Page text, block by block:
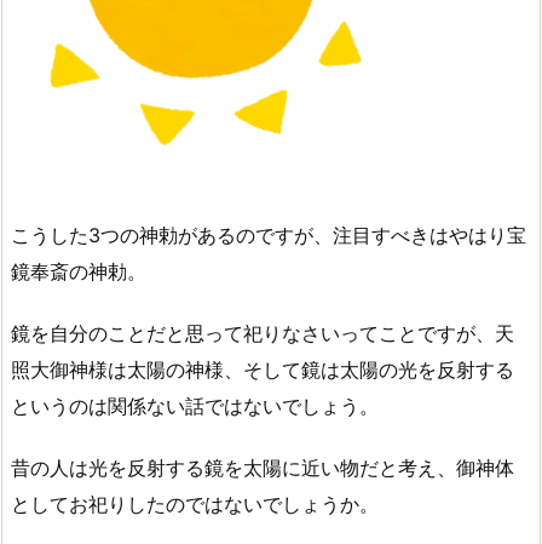
こうした3つの神勅があるのですが、注目すべきはやはり宝
鏡奉斎の神勅。
鏡を自分のことだと思って祀りなさいってことですが、天
照大御神様は太陽の神様、そして鏡は太陽の光を反射する
というのは関係ない話ではないでしょう。
昔の人は光を反射する鏡を太陽に近い物だと考え、御神体
としてお祀りしたのではないでしょうか。